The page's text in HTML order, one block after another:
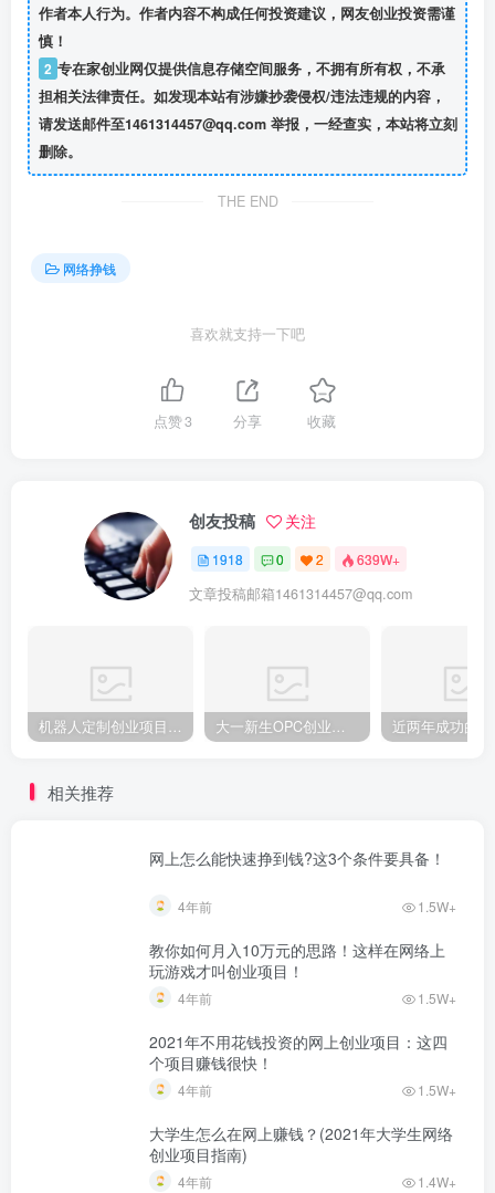
作者本人行为。作者内容不构成任何投资建议，网友创业投资需谨
慎！
2 专在家创业网仅提供信息存储空间服务，不拥有所有权，不承
担相关法律责任。如发现本站有涉嫌抄袭侵权/违法违规的内容，
请发送邮件至1461314457@qq.com 举报，一经查实，本站将立刻
删除。
THE END
网络挣钱
喜欢就支持一下吧
点赞3 分享 收藏
创友投稿 关注
1918 0 2 639W+
文章投稿邮箱1461314457@qq.com
相关推荐
网上怎么能快速挣到钱?这3个条件要具备！
4年前 1.5W+
教你如何月入10万元的思路！这样在网络上
玩游戏才叫创业项目！
4年前 1.5W+
2021年不用花钱投资的网上创业项目：这四
个项目赚钱很快！
4年前 1.5W+
大学生怎么在网上赚钱？(2021年大学生网络
创业项目指南)
4年前 1.4W+